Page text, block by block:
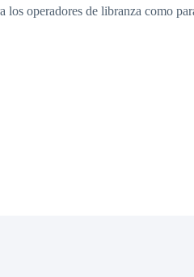
operadores de libranza como